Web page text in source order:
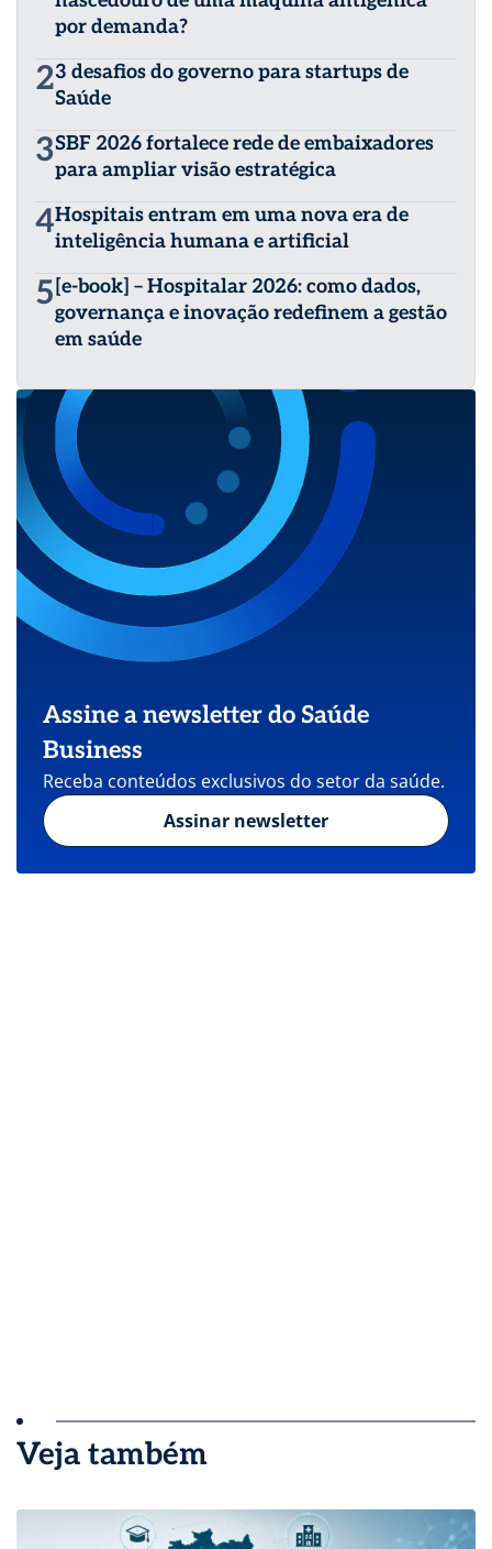
por demanda?
23 desafios do governo para startups de
Saúde
3SBF 2026 fortalece rede de embaixadores
para ampliar visão estratégica
4Hospitais entram em uma nova era de
inteligência humana e artificial
5 [e-book] – Hospitalar 2026: como dados,
governança e inovação redefinem a gestão
em saúde
Assine a newsletter do Saúde
Business
Receba conteúdos exclusivos do setor da saúde.
Assinar newsletter
Veja também